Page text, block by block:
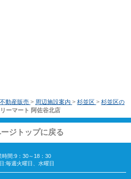
動産販売 > 周辺施設案内 > 杉並区 > 杉並区の
ーマート 阿佐谷北店
ジトップに戻る
時間:9：30～18：30
:毎週火曜日、水曜日